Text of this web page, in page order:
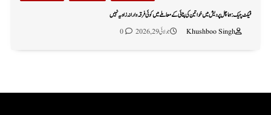
فیکٹ چیک: ہماچل پردیش میں خواتین کی پٹائی کے معاملے میں کوئی فرقہ وارانہ زاویہ نہیں
Khushboo Singh
جولائی 29, 2026 0